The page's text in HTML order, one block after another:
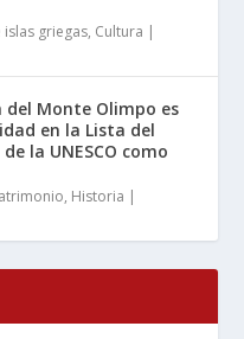
islas griegas, Cultura |
del Monte Olimpo es
en la Lista del
la UNESCO como
, Historia |